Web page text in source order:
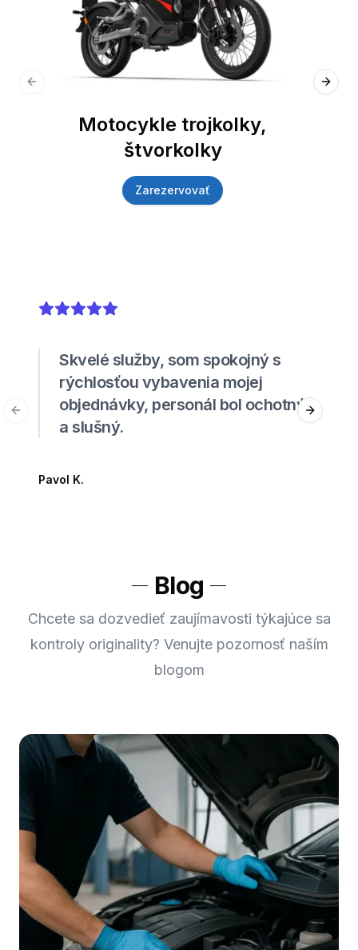
Motocykle trojkolky,
štvorkolky
Zarezervovať
Previous slide Next
5out of 5 stars
Skvelé služby, som spokojný s
rýchlosťou vybavenia mojej
objednávky, personál bol ochotný
a slušný.
Pavol K.
Previous slide Next
Blog
Chcete sa dozvedieť zaujímavosti týkajúce sa
kontroly originality? Venujte pozornosť naším
blogom